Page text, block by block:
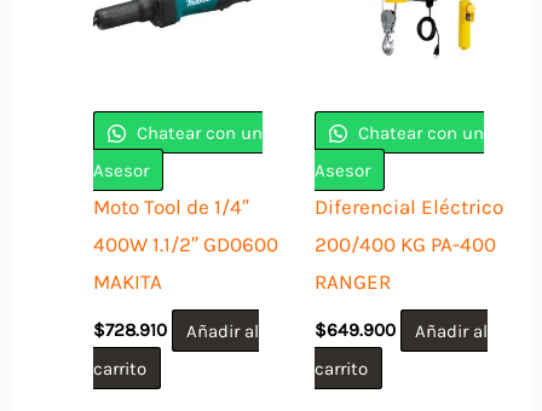
Chatear con un
Asesor
Moto Tool de 1/4″
400W 1.1/2″ GD0600
MAKITA
$728.910
Añadir al
carrito
Chatear con un
Asesor
Diferencial Eléctrico
200/400 KG PA-400
RANGER
$649.900
Añadir al
carrito